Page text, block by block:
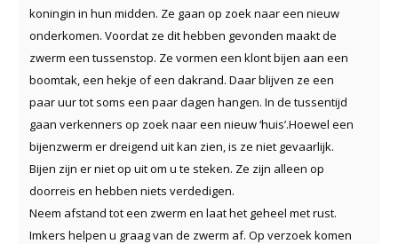
koningin in hun midden. Ze gaan op zoek naar een nieuw
onderkomen. Voordat ze dit hebben gevonden maakt de
zwerm een tussenstop. Ze vormen een klont bijen aan een
boomtak, een hekje of een dakrand. Daar blijven ze een
paar uur tot soms een paar dagen hangen. In de tussentijd
gaan verkenners op zoek naar een nieuw ‘huis’.Hoewel een
bijenzwerm er dreigend uit kan zien, is ze niet gevaarlijk.
Bijen zijn er niet op uit om u te steken. Ze zijn alleen op
doorreis en hebben niets verdedigen.
Neem afstand tot een zwerm en laat het geheel met rust.
Imkers helpen u graag van de zwerm af. Op verzoek komen